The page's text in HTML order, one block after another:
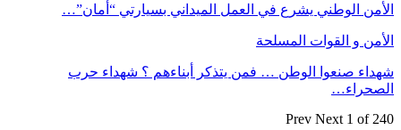
الأمن الوطني يشرع في العمل الميداني بسيارتي “أمان”…
الأمن و القوات المسلحة
شهداء صنعوا الوطن … فمن يتذكر أبناءهم ؟ شهداء حرب
الصحراء…
Prev Next 1 of 240